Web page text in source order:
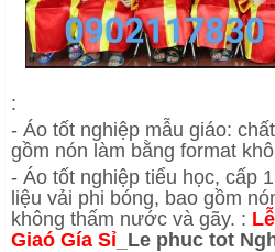
:
- Áo tốt nghiệp mẫu giáo:
gồm nón làm bằng format
- Áo tốt nghiệp tiểu học, cấp
liệu vải phi bóng, bao gồm
không thấm nước và gãy. : Lễ
Giaó Gía Sỉ _Le phuc tot